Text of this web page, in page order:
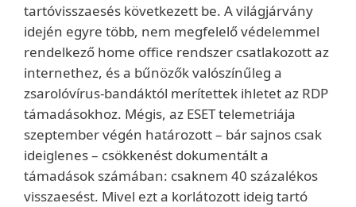
tartóvisszaesés következett be. A világjárvány
idején egyre több, nem megfelelő védelemmel
rendelkező home office rendszer csatlakozott az
internethez, és a bűnözők valószínűleg a
zsarolóvírus-bandáktól merítettek ihletet az RDP
támadásokhoz. Mégis, az ESET telemetriája
szeptember végén határozott – bár sajnos csak
ideiglenes – csökkenést dokumentált a
támadások számában: csaknem 40 százalékos
visszaesést. Mivel ezt a korlátozott ideig tartó